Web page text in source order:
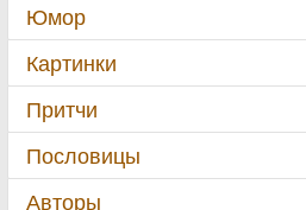
Юмор
Картинки
Притчи
Пословицы
Авторы